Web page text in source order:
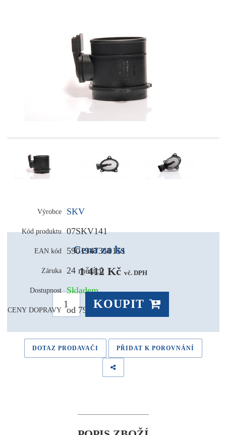
Výrobce SKV
Kód produktu 07SKV141
EAN kód 5901947310151
Záruka 24 měsíců
Dostupnost Skladem
CENY DOPRAVY od 79,- Kč
Cena za ks
1 412 Kč vč. DPH
KOUPIT
DOTAZ PRODAVAČI PŘIDAT K POROVNÁNÍ